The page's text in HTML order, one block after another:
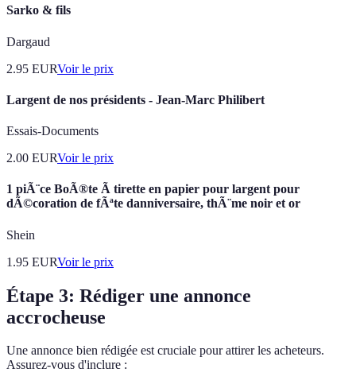
Sarko & fils
Dargaud
2.95 EURVoir le prix
Largent de nos présidents - Jean-Marc Philibert
Essais-Documents
2.00 EURVoir le prix
1 piÃ¨ce BoÃ®te Ã tirette en papier pour largent pour
dÃ©coration de fÃªte danniversaire, thÃ¨me noir et or
Shein
1.95 EURVoir le prix
Étape 3: Rédiger une annonce
accrocheuse
Une annonce bien rédigée est cruciale pour attirer les acheteurs.
Assurez-vous d'inclure :